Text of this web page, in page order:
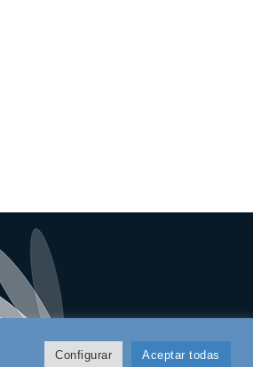
Configurar Aceptar todas